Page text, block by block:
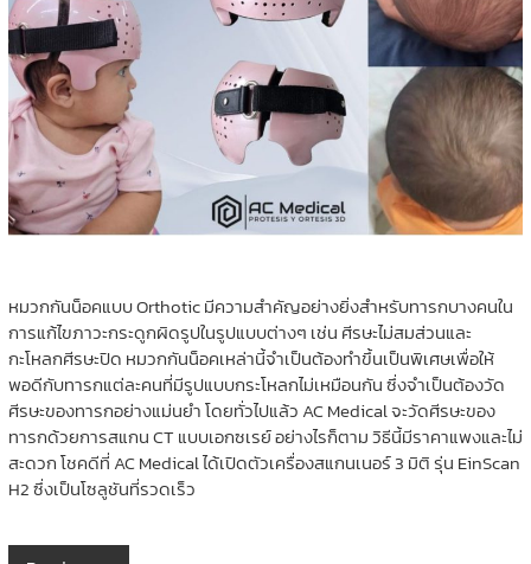
หมวกกันน็อคแบบ Orthotic มีความสำคัญอย่างยิ่งสำหรับทารกบางคนใน
การแก้ไขภาวะกระดูกผิดรูปในรูปแบบต่างๆ เช่น ศีรษะไม่สมส่วนและ
กะโหลกศีรษะปิด หมวกกันน็อคเหล่านี้จำเป็นต้องทำขึ้นเป็นพิเศษเพื่อให้
พอดีกับทารกแต่ละคนที่มีรูปแบบกระโหลกไม่เหมือนกัน ซึ่งจำเป็นต้องวัด
ศีรษะของทารกอย่างแม่นยำ โดยทั่วไปแล้ว AC Medical จะวัดศีรษะของ
ทารกด้วยการสแกน CT แบบเอกซเรย์ อย่างไรก็ตาม วิธีนี้มีราคาแพงและไม่
สะดวก โชคดีที่ AC Medical ได้เปิดตัวเครื่องสแกนเนอร์ 3 มิติ รุ่น EinScan
H2 ซึ่งเป็นโซลูชันที่รวดเร็ว